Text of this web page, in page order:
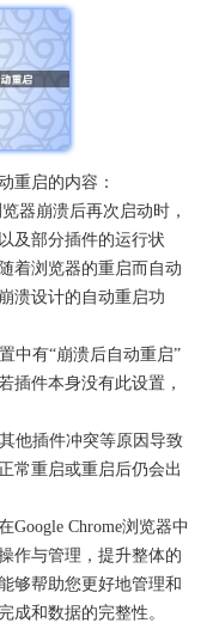
重启的内容：
器崩溃后再次启动时，
及部分插件的运行状
着浏览器的重启而自动
溃设计的自动重启功
中有“崩溃后自动重启”
插件本身没有此设置，
他插件冲突等原因导致
常重启或重启后仍会出
Chrome浏览器中
作与管理，提升整体的
够帮助您更好地管理和
成和数据的完整性。